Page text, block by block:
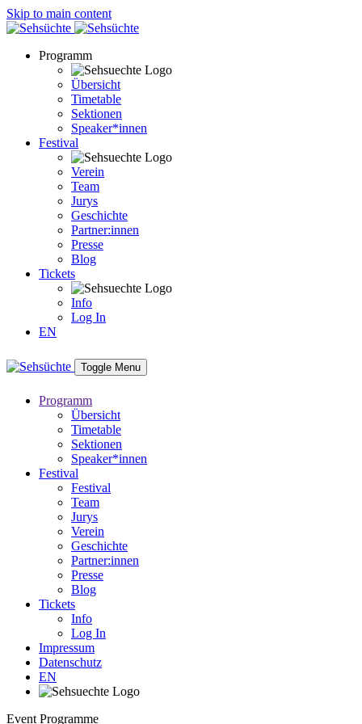
Skip to main content
Programm
Übersicht
Timetable
Sektionen
Speaker*innen
Festival
Verein
Team
Jurys
Geschichte
Partner:innen
Presse
Blog
Tickets
Info
Log In
EN
Toggle Menu
Programm
Übersicht
Timetable
Sektionen
Speaker*innen
Festival
Festival
Team
Jurys
Verein
Geschichte
Partner:innen
Presse
Blog
Tickets
Info
Log In
Impressum
Datenschutz
EN
Event Programme